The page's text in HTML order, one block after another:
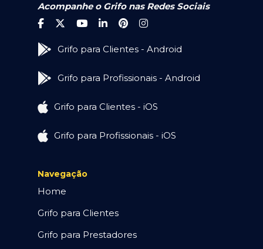
Acompanhe o Grifo nas Redes Sociais
Grifo para Clientes - Android
Grifo para Profissionais - Android
Grifo para Clientes - iOS
Grifo para Profissionais - iOS
Navegação
Home
Grifo para Clientes
Grifo para Prestadores